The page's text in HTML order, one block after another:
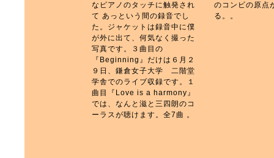
なピアノのタッチに触発され
て あっという間の録音でし
た。ジャケットは録音中に僕
が外に出て、何気なく撮った
写真です。３曲目の
『Beginning』だけは６月２
９日、鎌倉女子大学 二階堂
学舎でのライブ収録です。１
曲目『Love is a harmony』
では、なんと滋と三四朗のコ
ーラスが聴けます。全7曲 。
のコンビの原点
る。。